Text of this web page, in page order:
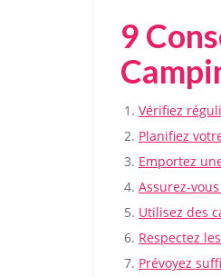
9
Vérifiez
Planifiez
Emportez
Assurez-
Utilisez des
Respectez
Prévoyez